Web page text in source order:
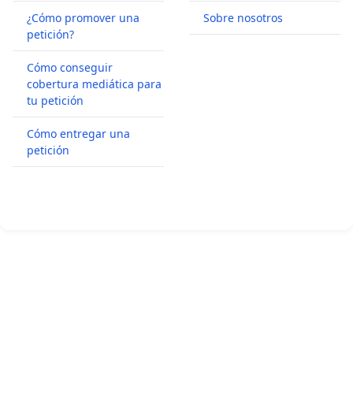
¿Cómo promover una
petición?
Cómo conseguir
cobertura mediática para
tu petición
Cómo entregar una
petición
Sobre nosotros